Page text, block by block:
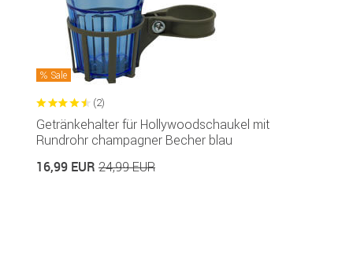
Sale
(2)
Getränkehalter für Hollywoodschaukel mit
Rundrohr champagner Becher blau
16,99 EUR 24,99 EUR